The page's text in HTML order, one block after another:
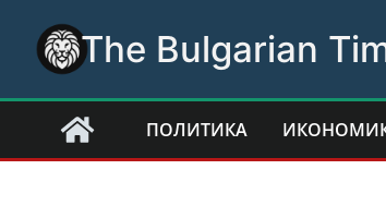
content
The Bulgarian
ПОЛИТИКА